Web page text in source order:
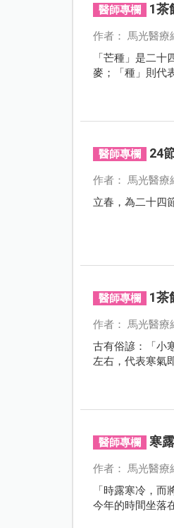
醫師專欄 1茶
作者： 馬光醫療
「芒種」是二
麥；「種」則代
醫師專欄 24
作者： 馬光醫療
立春，為二十四
醫師專欄 1茶
作者： 馬光醫療
古有俗諺：「小
左右，代表寒氣
醫師專欄 寒
作者： 馬光醫療
「時露寒冷，
今年的時間坐落